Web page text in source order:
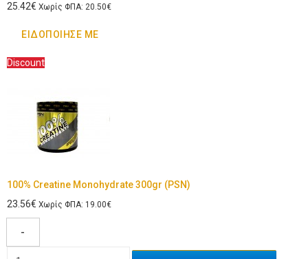
25.42€ Χωρίς ΦΠΑ: 20.50€
ΕΙΔΟΠΟΊΗΣΈ ΜΕ
Discount
100% Creatine Monohydrate 300gr (PSN)
23.56€ Χωρίς ΦΠΑ: 19.00€
-